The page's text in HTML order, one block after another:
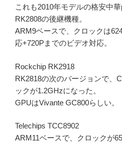
これも2010年モデルの格安中
RK2808の後継機種。
ARM9ベースで、クロックは
応+720Pまでのビデオ対応。
Rockchip RK2918
RK2818の次のバージョンで、
ックが1.2GHzになった。
GPUはVivante GC800らしい。
Telechips TCC8902
ARM11ベースで、クロックが